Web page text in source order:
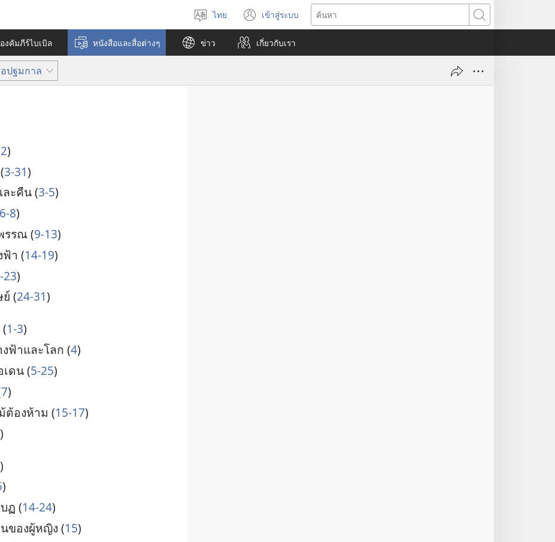
เลือก
ภาษา
ไทย เข้าสู่ระบบ
(เปิด
หน้าต่าง
ใหม่)
ค้นหา
งคัมภีร์ไบเบิล หนังสือและสื่อต่างๆ ข่าว เกี่ยว​กับ​เรา
ปฐมกาล
)
3-31)
ะ​คืน (3-5)
6-8)
รรณ (9-13)
ฟ้า (14-19)
23)
(24-31)
1-3)
ง​ฟ้า​และ​โลก (4)
ดน (5-25)
7)
ต้อง​ห้าม (15-17)
)
)
)
ฏ (14-24)
ของ​ผู้​หญิง (15)